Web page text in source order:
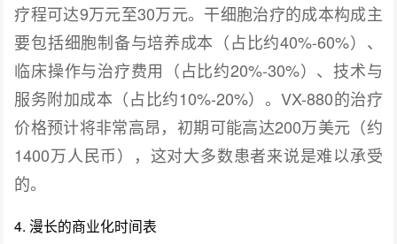
疗程可达9万元至30万元。干细胞治疗的成本构成主
要包括细胞制备与培养成本（占比约40%-60%）、
临床操作与治疗费用（占比约20%-30%）、技术与
服务附加成本（占比约10%-20%）。VX-880的治疗
价格预计将非常高昂，初期可能高达200万美元（约
1400万人民币），这对大多数患者来说是难以承受
的。
4. 漫长的商业化时间表